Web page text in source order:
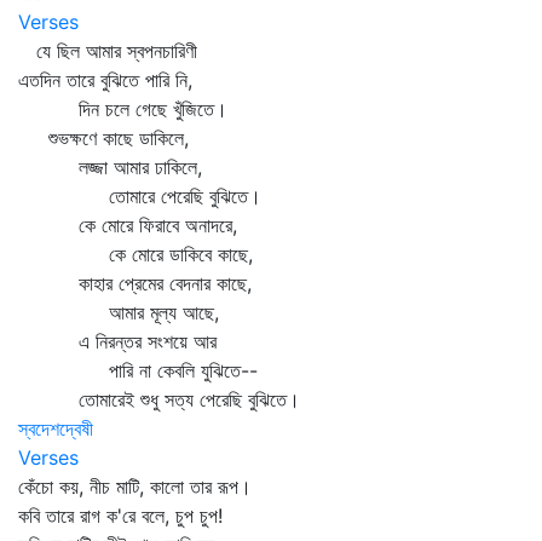
Verses
যে ছিল আমার স্বপনচারিণী
এতদিন তারে বুঝিতে পারি নি,
দিন চলে গেছে খুঁজিতে।
শুভক্ষণে কাছে ডাকিলে,
লজ্জা আমার ঢাকিলে,
তোমারে পেরেছি বুঝিতে।
কে মোরে ফিরাবে অনাদরে,
কে মোরে ডাকিবে কাছে,
কাহার প্রেমের বেদনার কাছে,
আমার মূল্য আছে,
এ নিরন্তর সংশয়ে আর
পারি না কেবলি যুঝিতে--
তোমারেই শুধু সত্য পেরেছি বুঝিতে।
স্বদেশদ্বেষী
Verses
কেঁচো কয়, নীচ মাটি, কালো তার রূপ।
কবি তারে রাগ ক'রে বলে, চুপ চুপ!